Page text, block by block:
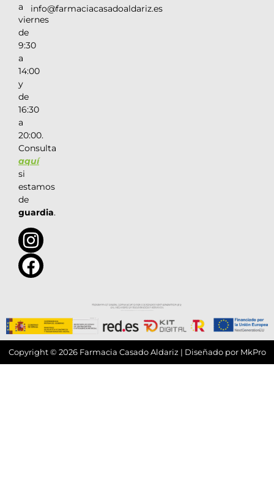
a
viernes
de
9:30
a
14:00
y
de
16:30
a
20:00.
Consulta
aquí
si
estamos
de
guardia.
info@farmaciacasadoaldariz.es
Copyright © 2026 Farmacia Casado Aldariz | Diseñado por MkPro